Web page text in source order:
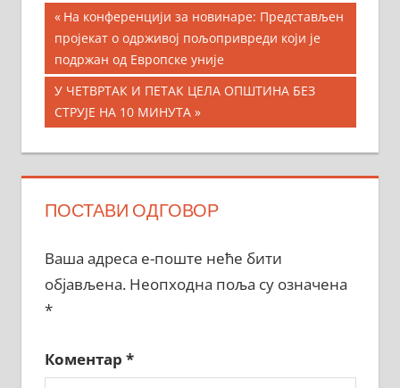
Кретање
чланка
Previous
Post:
На конференцији за новинаре: Представљен
пројекат о одрживој пољопривреди који је
подржан од Европске уније
Next
Post:
У ЧЕТВРТАК И ПЕТАК ЦЕЛА ОПШТИНА БЕЗ
СТРУЈЕ НА 10 МИНУТА
ПОСТАВИ ОДГОВОР
Ваша адреса е-поште неће бити
објављена. Неопходна поља су означена
*
Коментар *